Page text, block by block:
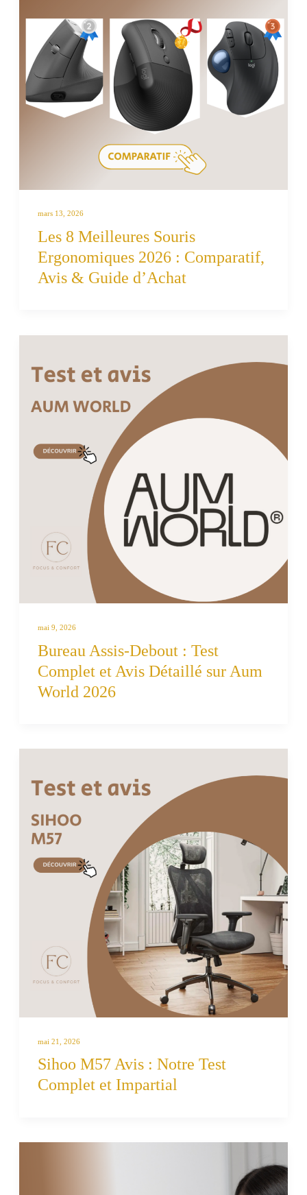
mars 13, 2026
Les 8 Meilleures Souris
Ergonomiques 2026 : Comparatif,
Avis & Guide d’Achat
mai 9, 2026
Bureau Assis-Debout : Test
Complet et Avis Détaillé sur Aum
World 2026
mai 21, 2026
Sihoo M57 Avis : Notre Test
Complet et Impartial